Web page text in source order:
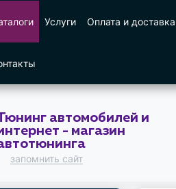
Услуги Оплата и доставка
автомобилей и
- магазин
запомнить сайт